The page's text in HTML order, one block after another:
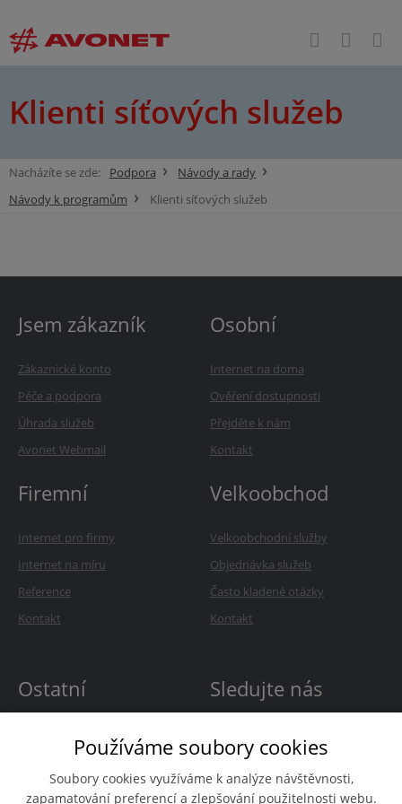
Klienti síťových služeb
Nacházíte se zde: Podpora
Návody a rady
Návody k programům
Klienti síťových služeb
Jsem zákazník
Zákaznické konto
Péče a podpora
Úhrada služeb
Avonet Webmail
Osobní
Internet na doma
Ověření dostupnosti
Přejděte k nám
Kontakt
Firemní
Internet pro firmy
Internet na míru
Reference
Kontakt
Velkoobchod
Velkoobchodní služby
Objednávka služeb
Často kladené otázky
Kontakt
Ostatní
Novinky
Sledujte nás
Používáme soubory cookies
Soubory cookies využíváme k analýze návštěvnosti,
zapamatování preferencí a zlepšování použitelnosti webu.